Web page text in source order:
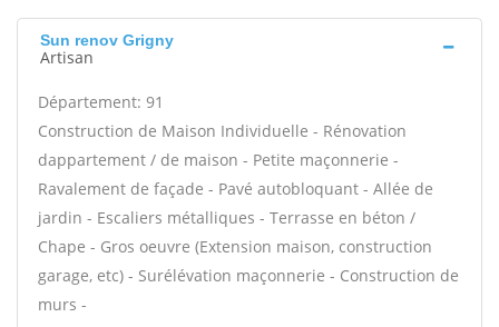
Sun renov Grigny
Artisan
Département: 91
Construction de Maison Individuelle - Rénovation
dappartement / de maison - Petite maçonnerie -
Ravalement de façade - Pavé autobloquant - Allée de
jardin - Escaliers métalliques - Terrasse en béton /
Chape - Gros oeuvre (Extension maison, construction
garage, etc) - Surélévation maçonnerie - Construction de
murs -